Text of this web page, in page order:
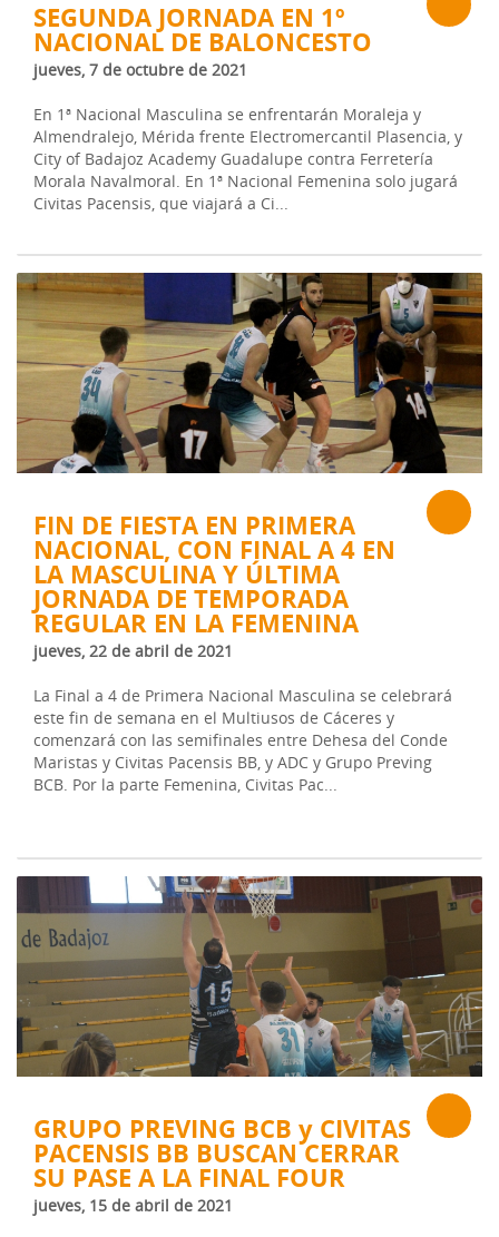
SEGUNDA JORNADA EN 1º
NACIONAL DE BALONCESTO
jueves, 7 de octubre de 2021
En 1ª Nacional Masculina se enfrentarán Moraleja y
Almendralejo, Mérida frente Electromercantil Plasencia, y
City of Badajoz Academy Guadalupe contra Ferretería
Morala Navalmoral. En 1ª Nacional Femenina solo jugará
Civitas Pacensis, que viajará a Ci...
FIN DE FIESTA EN PRIMERA
NACIONAL, CON FINAL A 4 EN
LA MASCULINA Y ÚLTIMA
JORNADA DE TEMPORADA
REGULAR EN LA FEMENINA
jueves, 22 de abril de 2021
La Final a 4 de Primera Nacional Masculina se celebrará
este fin de semana en el Multiusos de Cáceres y
comenzará con las semifinales entre Dehesa del Conde
Maristas y Civitas Pacensis BB, y ADC y Grupo Preving
BCB. Por la parte Femenina, Civitas Pac...
GRUPO PREVING BCB y CIVITAS
PACENSIS BB BUSCAN CERRAR
SU PASE A LA FINAL FOUR
jueves, 15 de abril de 2021